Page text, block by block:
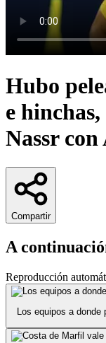
Hubo
e
Nassr
Compartir
A
Reproducción
Los equipos a donde